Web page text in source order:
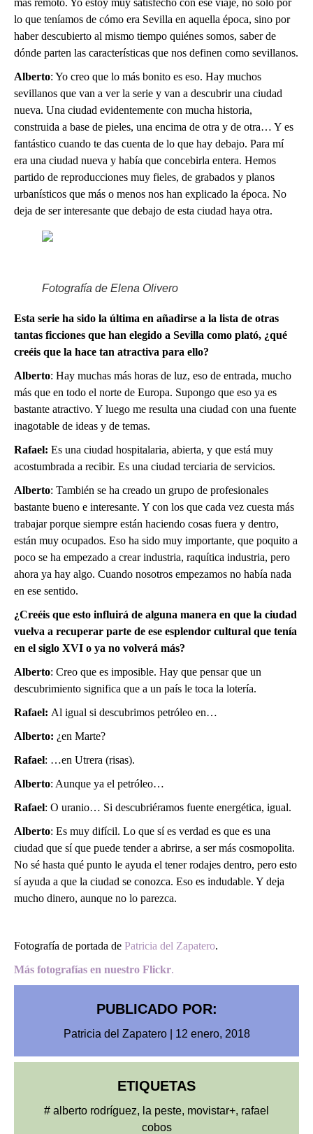
lo que teníamos de cómo era Sevilla en aquella época, sino por
haber descubierto al mismo tiempo quiénes somos, saber de
dónde parten las características que nos definen como sevillanos.
Alberto: Yo creo que lo más bonito es eso. Hay muchos
sevillanos que van a ver la serie y van a descubrir una ciudad
nueva. Una ciudad evidentemente con mucha historia,
construida a base de pieles, una encima de otra y de otra… Y es
fantástico cuando te das cuenta de lo que hay debajo. Para mí
era una ciudad nueva y había que concebirla entera. Hemos
partido de reproducciones muy fieles, de grabados y planos
urbanísticos que más o menos nos han explicado la época. No
deja de ser interesante que debajo de esta ciudad haya otra.
Fotografía de Elena Olivero
Esta serie ha sido la última en añadirse a la lista de otras
tantas ficciones que han elegido a Sevilla como plató, ¿qué
creéis que la hace tan atractiva para ello?
Alberto: Hay muchas más horas de luz, eso de entrada, mucho
más que en todo el norte de Europa. Supongo que eso ya es
bastante atractivo. Y luego me resulta una ciudad con una fuente
inagotable de ideas y de temas.
Rafael: Es una ciudad hospitalaria, abierta, y que está muy
acostumbrada a recibir. Es una ciudad terciaria de servicios.
Alberto: También se ha creado un grupo de profesionales
bastante bueno e interesante. Y con los que cada vez cuesta más
trabajar porque siempre están haciendo cosas fuera y dentro,
están muy ocupados. Eso ha sido muy importante, que poquito a
poco se ha empezado a crear industria, raquítica industria, pero
ahora ya hay algo. Cuando nosotros empezamos no había nada
en ese sentido.
¿Creéis que esto influirá de alguna manera en que la ciudad
vuelva a recuperar parte de ese esplendor cultural que tenía
en el siglo XVI o ya no volverá más?
Alberto: Creo que es imposible. Hay que pensar que un
descubrimiento significa que a un país le toca la lotería.
Rafael: Al igual si descubrimos petróleo en…
Alberto: ¿en Marte?
Rafael: …en Utrera (risas).
Alberto: Aunque ya el petróleo…
Rafael: O uranio… Si descubriéramos fuente energética, igual.
Alberto: Es muy difícil. Lo que sí es verdad es que es una
ciudad que sí que puede tender a abrirse, a ser más cosmopolita.
No sé hasta qué punto le ayuda el tener rodajes dentro, pero esto
sí ayuda a que la ciudad se conozca. Eso es indudable. Y deja
mucho dinero, aunque no lo parezca.
Fotografía de portada de Patricia del Zapatero.
Más fotografías en nuestro Flickr.
PUBLICADO POR:
Patricia del Zapatero 12 enero, 2018
ETIQUETAS
# alberto rodríguez, la peste, movistar+, rafael
cobos